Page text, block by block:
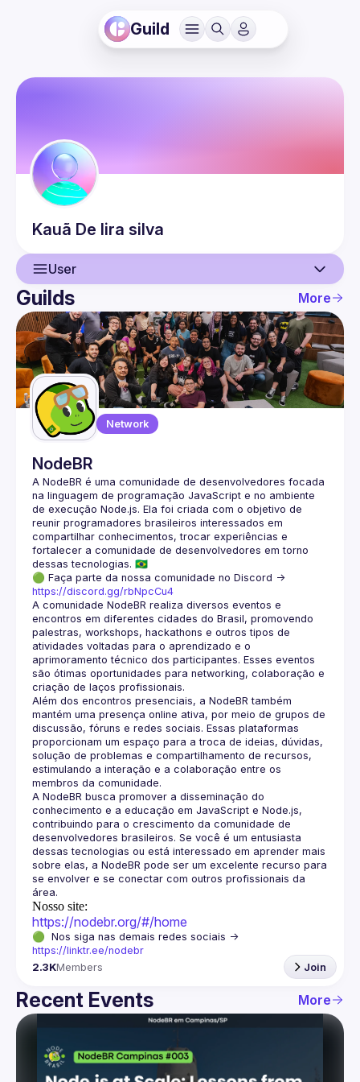
Guild
Kauã De lira silva
User
User
Events
Guilds
Guilds More
Network
NodeBR
A NodeBR é uma comunidade de desenvolvedores focada
na linguagem de programação JavaScript e no ambiente
de execução Node.js. Ela foi criada com o objetivo de
reunir programadores brasileiros interessados em
compartilhar conhecimentos, trocar experiências e
fortalecer a comunidade de desenvolvedores em torno
🟢 Faça parte da nossa comunidade no Discord ->
https://discord.gg/rbNpcCu4
A comunidade NodeBR realiza diversos eventos e
encontros em diferentes cidades do Brasil, promovendo
palestras, workshops, hackathons e outros tipos de
atividades voltadas para o aprendizado e o
aprimoramento técnico dos participantes. Esses eventos
são ótimas oportunidades para networking, colaboração e
Além dos encontros presenciais, a NodeBR também
mantém uma presença online ativa, por meio de grupos de
discussão, fóruns e redes sociais. Essas plataformas
proporcionam um espaço para a troca de ideias, dúvidas,
solução de problemas e compartilhamento de recursos,
estimulando a interação e a colaboração entre os
A NodeBR busca promover a disseminação do
conhecimento e a educação em JavaScript e Node.js,
contribuindo para o crescimento da comunidade de
desenvolvedores brasileiros. Se você é um entusiasta
dessas tecnologias ou está interessado em aprender mais
sobre elas, a NodeBR pode ser um excelente recurso para
se envolver e se conectar com outros profissionais da
Nosso site:
https://nodebr.org/#/home
https://linktr.ee/nodebr
2.3KMembers Join
Recent Events More